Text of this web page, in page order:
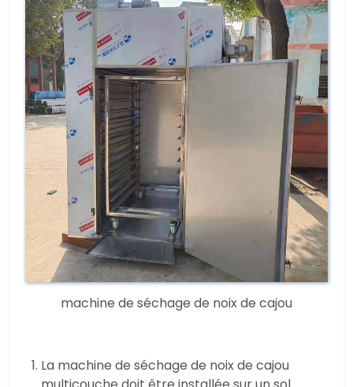
machine de séchage de noix de cajou
La machine de séchage de noix de cajou